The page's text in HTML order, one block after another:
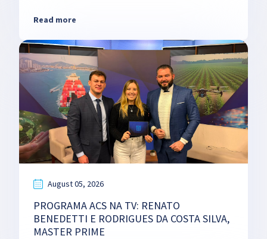
Read more
August 05, 2026
PROGRAMA ACS NA TV: RENATO
BENEDETTI E RODRIGUES DA COSTA SILVA,
MASTER PRIME